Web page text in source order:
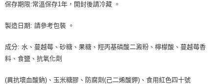
保存期限:常溫保存1年，開封後請冷藏 。
製造日期: 請參考包裝 。
成分: 水、蔓越莓、砂糖、果糖、羥丙基磷酸二澱粉、檸檬酸、蔓越莓香
料、食鹽、抗氧化劑
(異抗壞血酸鈉)、玉米糖膠、防腐劑(己二烯酸鉀)、食用紅色四十號